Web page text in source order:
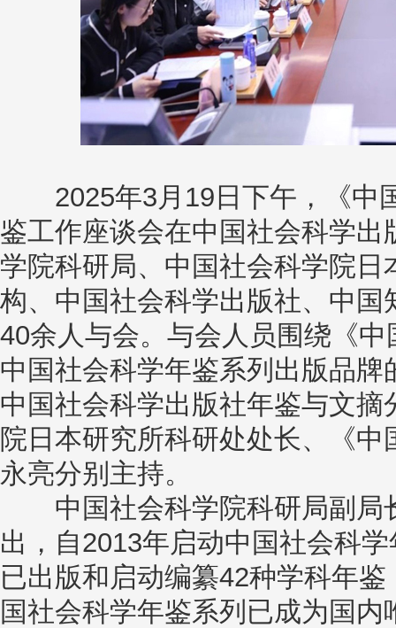
2025年3月19日下午，《中
鉴工作座谈会在中国社会科学
学院科研局、中国社会科学院
构、中国社会科学出版社、中
40余人与会。与会人员围绕《
中国社会科学年鉴系列出版品
中国社会科学出版社年鉴与文
院日本研究所科研处处长、《
永亮分别主持。
中国社会科学院科研局副局
出，自2013年启动中国社会科
已出版和启动编纂42种学科年
国社会科学年鉴系列已成为国